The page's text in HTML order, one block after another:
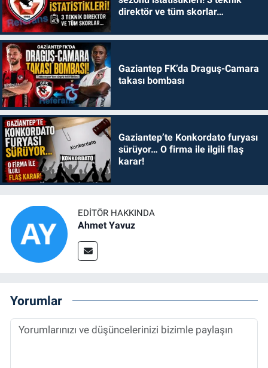
direktör ve tüm skorlar…
Gaziantep FK’da Draguş-Camara
takası bombası
Gaziantep’te Konkordato furyası
sürüyor… O firma ile ilgili flaş
karar!
EDITÖR HAKKINDA
Ahmet Yavuz
Yorumlar